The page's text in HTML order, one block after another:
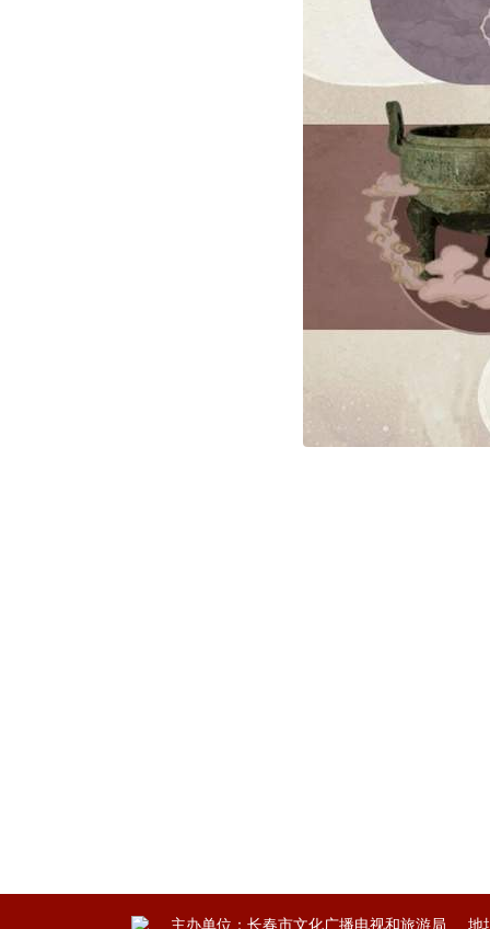
主办单位：长春市文化广播电视和旅游局 地